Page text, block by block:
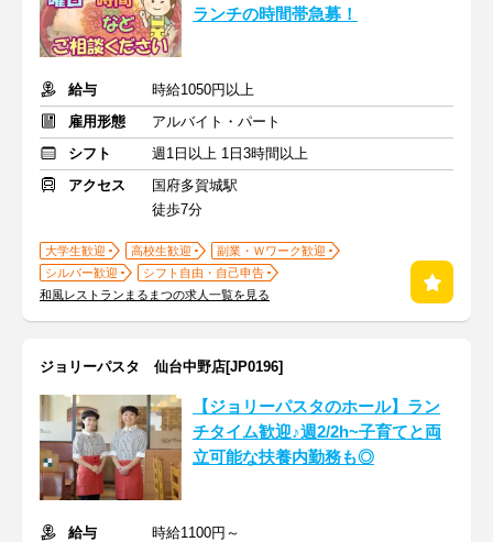
ランチの時間帯急募！
給与
時給1050円以上
雇用形態
アルバイト・パート
シフト
週1日以上 1日3時間以上
アクセス
国府多賀城駅
徒歩7分
大学生歓迎 高校生歓迎
副業・Ｗワーク歓迎
シルバー歓迎
シフト自由・自己申告
和風レストランまるまつの求人一覧を見る
ジョリーパスタ 仙台中野店[JP0196]
【ジョリーパスタのホール】ラン
チタイム歓迎♪週2/2h~子育てと両
立可能な扶養内勤務も◎
給与
時給1100円～